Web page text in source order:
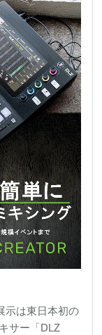
示は東日本初の
サー「DLZ